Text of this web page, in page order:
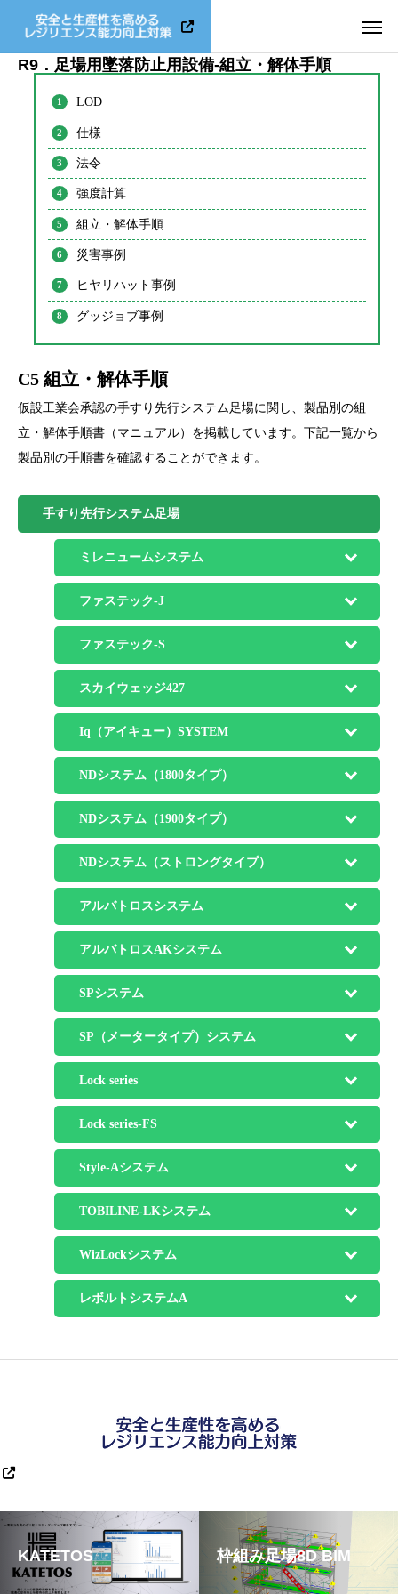
R9．足場用墜落防止用設備-組立・解体手順
LOD
仕様
法令
強度計算
組立・解体手順
災害事例
ヒヤリハット事例
グッジョブ事例
C5 組立・解体手順
仮設工業会承認の手すり先行システム足場に関し、製品別の組
立・解体手順書（マニュアル）を掲載しています。下記一覧から
製品別の手順書を確認することができます。
手すり先行システム足場
ミレニュームシステム
ファステック-J
ファステック-S
スカイウェッジ427
Iq（アイキュー）SYSTEM
NDシステム（1800タイプ）
NDシステム（1900タイプ）
NDシステム（ストロングタイプ）
アルバトロスシステム
アルバトロスAKシステム
SPシステム
SP（メータータイプ）システム
Lock series
Lock series-FS
Style-Aシステム
TOBILINE-LKシステム
WizLockシステム
レボルトシステムA
KATETOS 枠組み足場8D BIM